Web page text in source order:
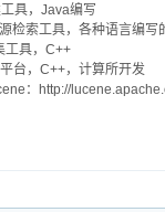
具，Java编写
检索工具，各种语言编写
工具，C++
台，C++，计算所开发
：http://